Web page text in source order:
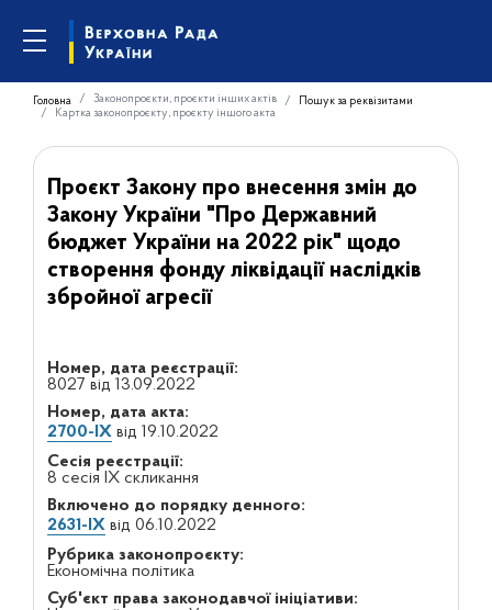
Головна Законопроєкти, проєкти інших актів
Пошук за реквізитами
Картка законопроєкту, проєкту іншого акта
Проєкт Закону про внесення змін до
Закону України "Про Державний
бюджет України на 2022 рік" щодо
створення фонду ліквідації наслідків
збройної агресії
Номер, дата реєстрації:
8027 від 13.09.2022
Номер, дата акта:
2700-IXвід 19.10.2022
Сесія реєстрації:
8 сесія IX скликання
Включено до порядку денного:
2631-IXвід 06.10.2022
Рубрика законопроєкту:
Економічна політика
Суб'єкт права законодавчої ініціативи: